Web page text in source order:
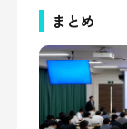
まとめ